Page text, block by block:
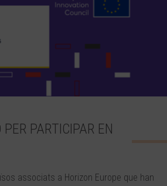
PARTICIPAR EN
associats a Horizon Europe que han